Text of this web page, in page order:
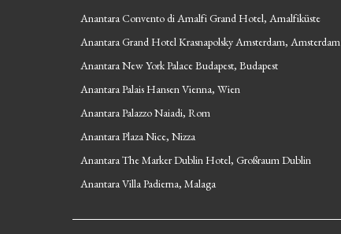
Anantara Convento di Amalfi Grand Hotel, Amalfiküste
Anantara Grand Hotel Krasnapolsky Amsterdam, Amsterdam
Anantara New York Palace Budapest, Budapest
Anantara Palais Hansen Vienna, Wien
Anantara Palazzo Naiadi, Rom
Anantara Plaza Nice, Nizza
Anantara The Marker Dublin Hotel, Großraum Dublin
Anantara Villa Padierna, Malaga